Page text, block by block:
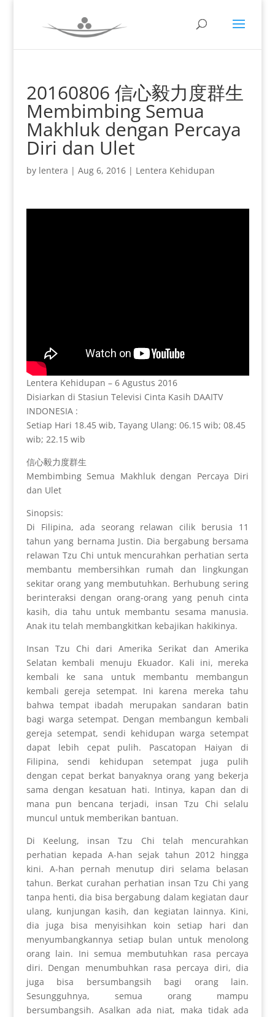
20160806 信心毅力度群生
Membimbing Semua
Makhluk dengan Percaya
Diri dan Ulet
by lentera | Aug 6, 2016| Lentera Kehidupan
Lentera Kehidupan – 6 Agustus 2016
Disiarkan di Stasiun Televisi Cinta Kasih DAAITV
INDONESIA :
Setiap Hari 18.45 wib, Tayang Ulang: 06.15 wib; 08.45
wib; 22.15 wib
信心毅力度群生
Membimbing Semua Makhluk dengan Percaya Diri
dan Ulet
Sinopsis:
Di Filipina, ada seorang relawan cilik berusia 11
tahun yang bernama Justin. Dia bergabung bersama
relawan Tzu Chi untuk mencurahkan perhatian serta
membantu membersihkan rumah dan lingkungan
sekitar orang yang membutuhkan. Berhubung sering
berinteraksi dengan orang-orang yang penuh cinta
kasih, dia tahu untuk membantu sesama manusia.
Anak itu telah membangkitkan kebajikan hakikinya.
Insan Tzu Chi dari Amerika Serikat dan Amerika
Selatan kembali menuju Ekuador. Kali ini, mereka
kembali ke sana untuk membantu membangun
kembali gereja setempat. Ini karena mereka tahu
bahwa tempat ibadah merupakan sandaran batin
bagi warga setempat. Dengan membangun kembali
gereja setempat, sendi kehidupan warga setempat
dapat lebih cepat pulih. Pascatopan Haiyan di
Filipina, sendi kehidupan setempat juga pulih
dengan cepat berkat banyaknya orang yang bekerja
sama dengan kesatuan hati. Intinya, kapan dan di
mana pun bencana terjadi, insan Tzu Chi selalu
muncul untuk memberikan bantuan.
Di Keelung, insan Tzu Chi telah mencurahkan
perhatian kepada A-han sejak tahun 2012 hingga
kini. A-han pernah menutup diri selama belasan
tahun. Berkat curahan perhatian insan Tzu Chi yang
tanpa henti, dia bisa bergabung dalam kegiatan daur
ulang, kunjungan kasih, dan kegiatan lainnya. Kini,
dia juga bisa menyisihkan koin setiap hari dan
menyumbangkannya setiap bulan untuk menolong
orang lain. Ini semua membutuhkan rasa percaya
diri. Dengan menumbuhkan rasa percaya diri, dia
juga bisa bersumbangsih bagi orang lain.
Sesungguhnya, semua orang mampu
bersumbangsih. Asalkan ada niat, maka tidak ada